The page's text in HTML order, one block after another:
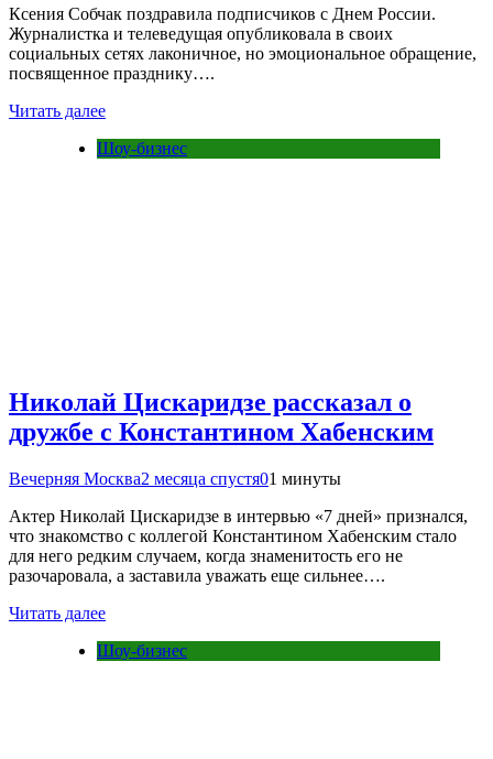
Ксения Собчак поздравила подписчиков с Днем России.
Журналистка и телеведущая опубликовала в своих
социальных сетях лаконичное, но эмоциональное обращение,
посвященное празднику….
Читать далее
Шоу-бизнес
Николай Цискаридзе рассказал о
дружбе с Константином Хабенским
Вечерняя Москва2 месяца спустя01 минуты
Актер Николай Цискаридзе в интервью «7 дней» признался,
что знакомство с коллегой Константином Хабенским стало
для него редким случаем, когда знаменитость его не
разочаровала, а заставила уважать еще сильнее….
Читать далее
Шоу-бизнес